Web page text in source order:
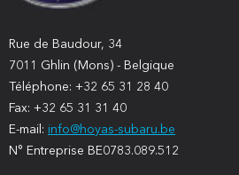
Rue de Baudour, 34
7011 Ghlin (Mons) - Belgique
Téléphone: +32 65 31 28 40
Fax: +32 65 31 31 40
E-mail: info@hoyas-subaru.be
N° Entreprise BE0783.089.512